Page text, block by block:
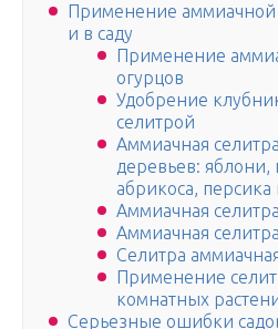
Применение аммиачной
и в саду
Применение
огурцов
Удобрение
селитрой
Аммиачная
деревьев:
абрикоса, персика
Аммиачная
Аммиачная
Селитра
Применение
комнатных
Серьезные ошибки